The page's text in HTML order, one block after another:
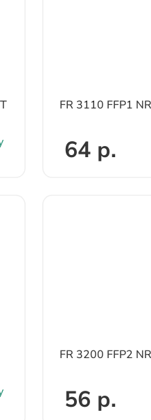
FR 3110 FFP1
64 р.
FR 3200 FFP2
56 р.